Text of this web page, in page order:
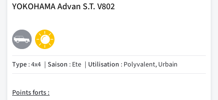
YOKOHAMA Advan S.T. V802
Type : 4x4 Saison : Ete Utilisation : Polyvalent, Urbain
Points forts :